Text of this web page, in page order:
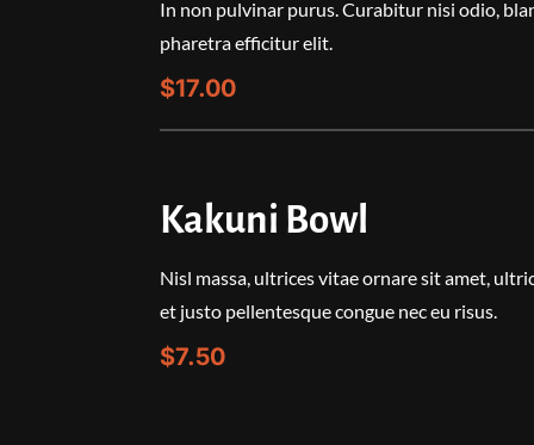
In non pulvinar purus. Curabitur nisi odio,
pharetra efficitur elit.
$17.00
Kakuni Bowl
Nisl massa, ultrices vitae ornare sit amet,
et justo pellentesque congue nec eu risus.
$7.50